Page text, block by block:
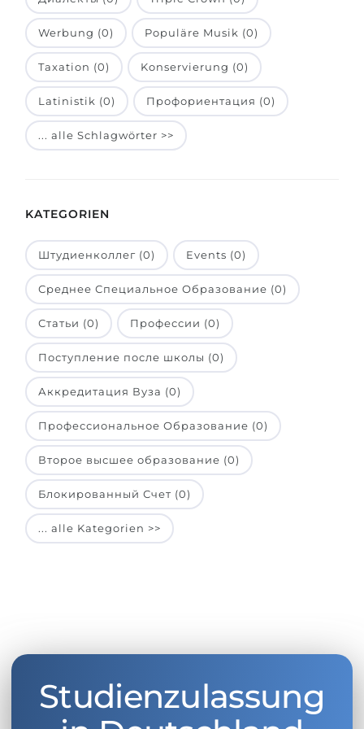
Unsere Studierenden werden
BERATUNG!
Belarus
Anderes Land
BERATUNG BUCHEN
Werbung (0) Populäre Musik (0)
Taxation (0) Konservierung (0)
Latinistik (0) Профориентация (0)
... alle Schlagwörter >>
KATEGORIEN
Штудиенколлег (0) Events (0)
Среднее Специальное Образование (0)
Статьи (0) Профессии (0)
Поступление после школы (0)
Аккредитация Вуза (0)
Профессиональное Образование (0)
Второе высшее образование (0)
Блокированный Счет (0)
... alle Kategorien >>
Studienzulassung